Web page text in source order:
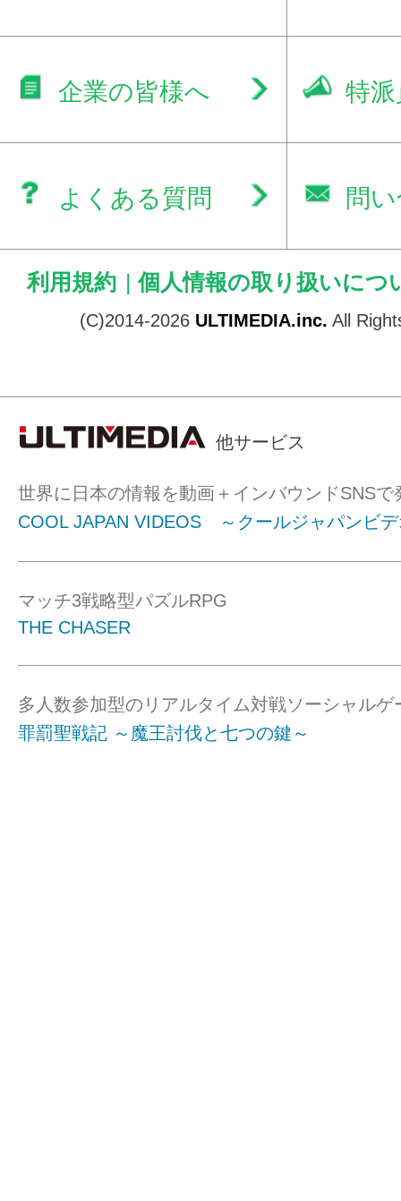
企業の皆様へ 特
よくある質問 問
利用規約 | 個人情報の取り扱いにつ
(C)2014-2026 ULTIMEDIA.inc. All
他サービス
世界に日本の情報を動画＋インバウンドSNSで
COOL JAPAN VIDEOS ～クールジャパンビ
マッチ3戦略型パズルRPG
THE CHASER
多人数参加型のリアルタイム対戦ソーシャルゲ
罪罰聖戦記 ～魔王討伐と七つの鍵～